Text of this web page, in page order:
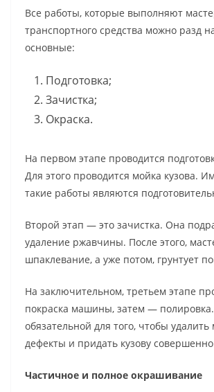
Все работы, которые выполняют
транспортного средства можно разд
основные:
Подготовка;
Зачистка;
Окраска.
На первом этапе проводится
Для этого проводится мойка кузова.
такие работы являются
Второй этап — это зачистка. Она
удаление ржавчины. После этого,
шпаклевание, а уже потом, грунтует
На заключительном, третьем этапе
покраска машины, затем —
обязательной для того, чтобы
дефекты и придать кузову
Частичное и полное окрашивание